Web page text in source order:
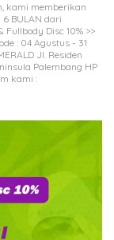
kami memberikan
BULAN dari
Fullbody Disc 10% >>
: 04 Agustus - 31
Jl. Residen
Palembang HP
kami :